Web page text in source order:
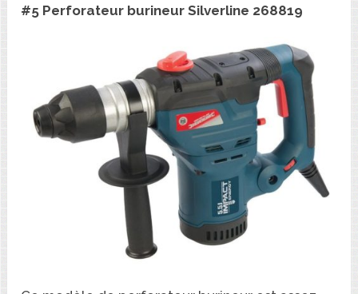
#5 Perforateur burineur Silverline 268819